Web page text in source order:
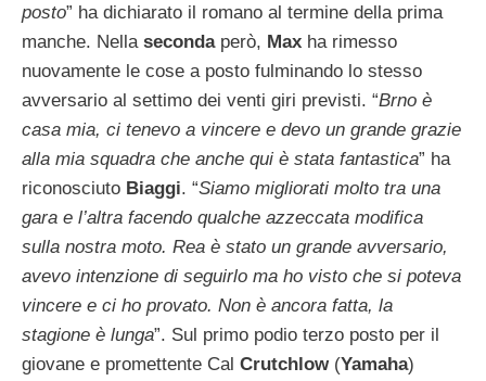
posto” ha dichiarato il romano al termine della prima
manche. Nella seconda però, Max ha rimesso
nuovamente le cose a posto fulminando lo stesso
avversario al settimo dei venti giri previsti. “Brno è
casa mia, ci tenevo a vincere e devo un grande grazie
alla mia squadra che anche qui è stata fantastica” ha
riconosciuto Biaggi. “Siamo migliorati molto tra una
gara e l’altra facendo qualche azzeccata modifica
sulla nostra moto. Rea è stato un grande avversario,
avevo intenzione di seguirlo ma ho visto che si poteva
vincere e ci ho provato. Non è ancora fatta, la
stagione è lunga”. Sul primo podio terzo posto per il
giovane e promettente Cal Crutchlow (Yamaha)